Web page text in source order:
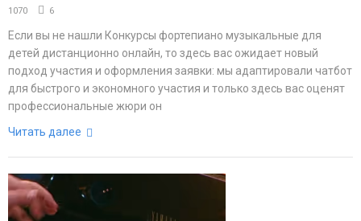
1070
6
Если вы не нашли Конкурсы фортепиано музыкальные для
детей дистанционно онлайн, то здесь вас ожидает новый
подход участия и оформления заявки: мы адаптировали чатбот
для быстрого и экономного участия и только здесь вас оценят
профессиональные жюри он
Читать далее